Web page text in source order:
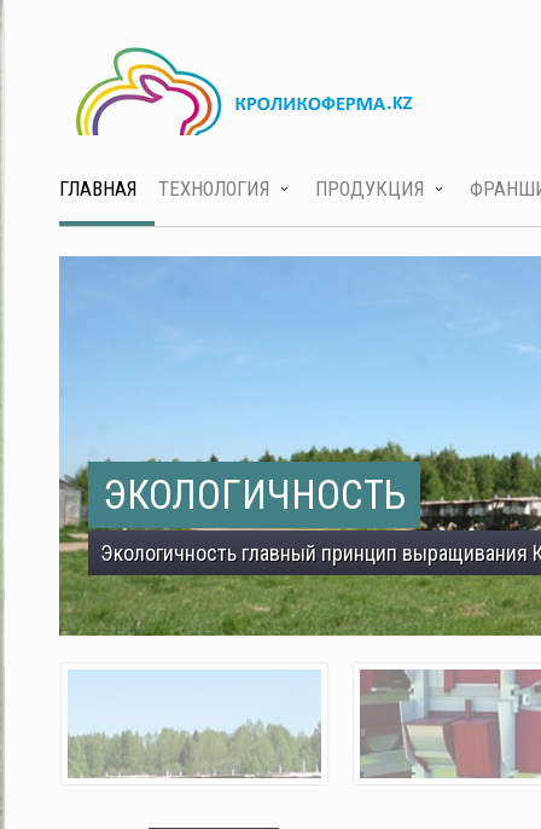
ГЛАВНАЯ ТЕХНОЛОГИЯ ПРОДУКЦИЯ
ЭКОЛОГИЧНОСТЬ
Экологичность главный принцип выращивания